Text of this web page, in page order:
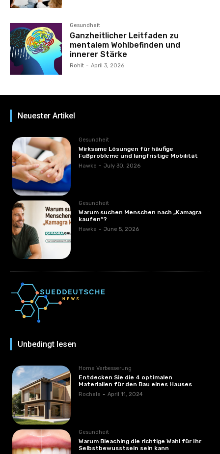
Gesundheit
Ganzheitlicher Leitfaden zu
mentalem Wohlbefinden und
innerer Stärke
Rohit - April 3, 2026
Neuester Artikel
Gesundheit
Wirksame Lösungen für häufige
Fußprobleme und langfristige Mobilität
Hawke - July 30, 2026
Gesundheit
Warum suchen Menschen nach „Kamagra
kaufen“?
Hawke - June 5, 2026
Unbedingt lesen
Home Verbesserung
Entdecken Sie die 4 optimalen
Materialien für den Bau eines Hauses
Rochele - April 11, 2024
Gesundheit
Warum Bleaching die richtige Wahl für Ihr
Selbstbewusstsein sein kann